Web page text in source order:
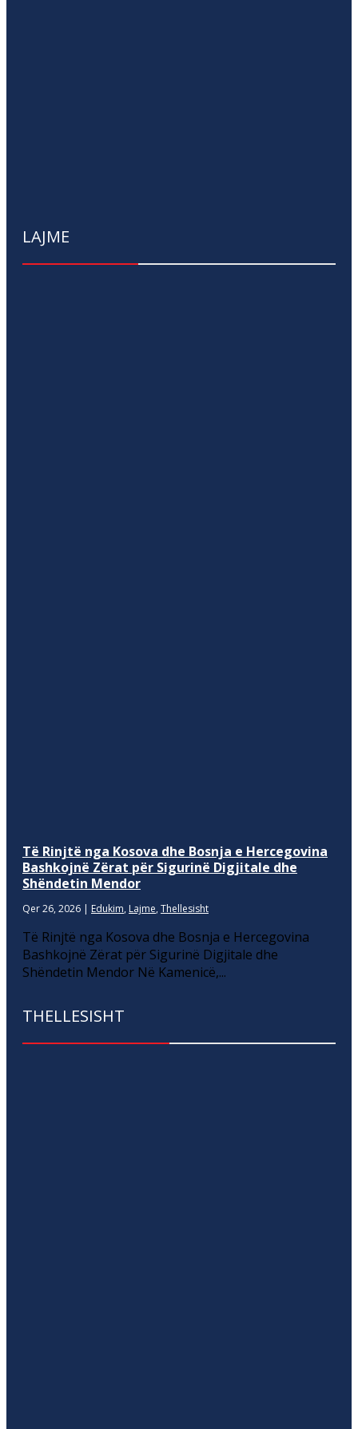
LAJME
Të Rinjtë nga Kosova dhe Bosnja e Hercegovina
Bashkojnë Zërat për Sigurinë Digjitale dhe
Shëndetin Mendor
Qer 26, 2026 | Edukim, Lajme, Thellesisht
Të Rinjtë nga Kosova dhe Bosnja e Hercegovina
Bashkojnë Zërat për Sigurinë Digjitale dhe
Shëndetin Mendor Në Kamenicë,...
THELLESISHT